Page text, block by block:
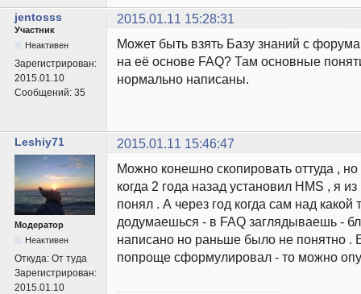
jentosss 2015.01.11 15:28:31
Участник
Неактивен
Зарегистрирован:
2015.01.10
Сообщений: 35
Может быть взять Базу знаний с
на её основе FAQ? Там основные
нормально написаны.
Leshiy71 2015.01.11 15:46:47
Модератор
Неактивен
Откуда: От туда
Зарегистрирован:
2015.01.10
Можно конешно скопировать оттуда , но
когда 2 года назад установил HMS , я
понял . А через год когда сам над какой
додумаешься - в FAQ заглядываешь -
написано но раньше было не понятно .
попроще сформулировал - то можно